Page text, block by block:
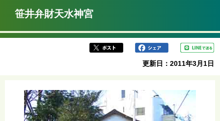
か
笹井弁財天水神宮
更新日：2011年3月1日